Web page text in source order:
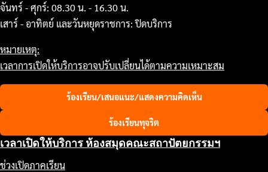
จันทร์ - ศุกร์: 08.30 น. - 16.30 น.
เสาร์ - อาทิตย์ และวันหยุดราชการ: ปิดบริการ
หมายเหตุ:
เวลาการเปิดให้บริการอาจปรับเปลี่ยนได้ตามความเหมาะสม
ร้องเรียน/เสนอแนะ/แสดงความคิดเห็น
ร้องเรียนทุจริต
เวลาเปิดให้บริการ ห้องสมุดคณะสถาปัตยกรรมฯ
ช่วงเปิดภาคเรียน